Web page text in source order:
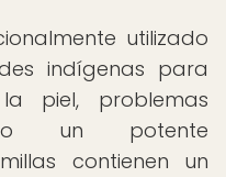
utilizado
indígenas para
piel, problemas
un potente
contienen un